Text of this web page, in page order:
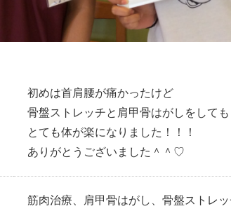
初めは首肩腰が痛かったけど
骨盤ストレッチと肩甲骨はがしをしても
とても体が楽になりました！！！
ありがとうございました＾＾♡
筋肉治療、肩甲骨はがし、骨盤ストレッ